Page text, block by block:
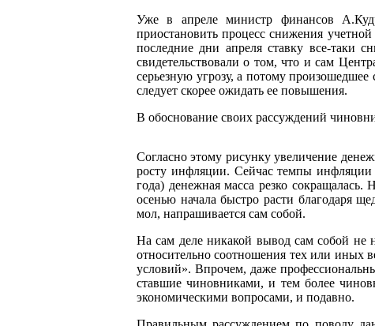
Уже в апреле министр финансов
приостановить процесс снижения
последние дни апреля ставку все-таки
свидетельствовали о том, что и сам
серьезную угрозу, а потому
следует скорее ожидать ее повышения.
В обоснование своих рассуждений
Согласно этому рисунку увеличение
росту инфляции. Сейчас темпы инфляции
года) денежная масса резко сокращалась.
осенью начала быстро расти благодаря
мол, напрашивается сам собой.
На сам деле никакой вывод сам собой не
относительно соотношения тех или иных
условий». Впрочем, даже
ставшие чиновниками, и тем более
экономическими вопросами, и подавно.